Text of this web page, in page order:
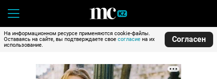
На информационном ресурсе применяются cookie-файлы.
Оставаясь на сайте, вы подтверждаете свое согласие на их
использование.
Согласен